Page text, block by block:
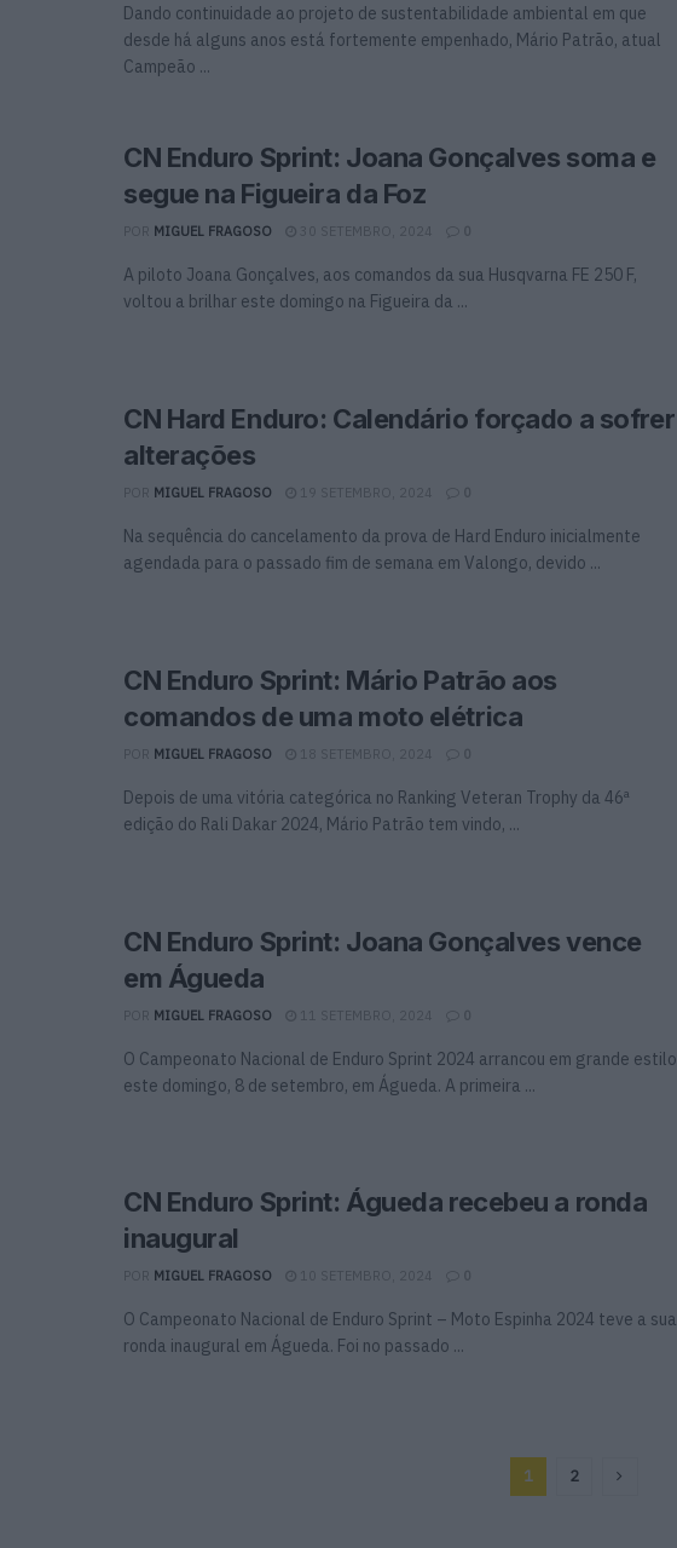
Dando continuidade ao projeto de sustentabilidade ambiental em que
desde há alguns anos está fortemente empenhado, Mário Patrão, atual
Campeão ...
CN Enduro Sprint: Joana Gonçalves soma e
segue na Figueira da Foz
MIGUEL FRAGOSO 30 SETEMBRO, 2024 0
A piloto Joana Gonçalves, aos comandos da sua Husqvarna FE 250 F,
voltou a brilhar este domingo na Figueira da ...
CN Hard Enduro: Calendário forçado a sofrer
alterações
MIGUEL FRAGOSO 19 SETEMBRO, 2024 0
Na sequência do cancelamento da prova de Hard Enduro inicialmente
agendada para o passado fim de semana em Valongo, devido ...
CN Enduro Sprint: Mário Patrão aos
comandos de uma moto elétrica
MIGUEL FRAGOSO 18 SETEMBRO, 2024 0
Depois de uma vitória categórica no Ranking Veteran Trophy da 46ª
edição do Rali Dakar 2024, Mário Patrão tem vindo, ...
CN Enduro Sprint: Joana Gonçalves vence
em Águeda
MIGUEL FRAGOSO 11 SETEMBRO, 2024 0
O Campeonato Nacional de Enduro Sprint 2024 arrancou em grande estilo
este domingo, 8 de setembro, em Águeda. A primeira ...
CN Enduro Sprint: Águeda recebeu a ronda
inaugural
MIGUEL FRAGOSO 10 SETEMBRO, 2024 0
O Campeonato Nacional de Enduro Sprint – Moto Espinha 2024 teve a sua
ronda inaugural em Águeda. Foi no passado ...
1 2